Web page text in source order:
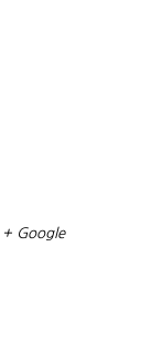
+ Google